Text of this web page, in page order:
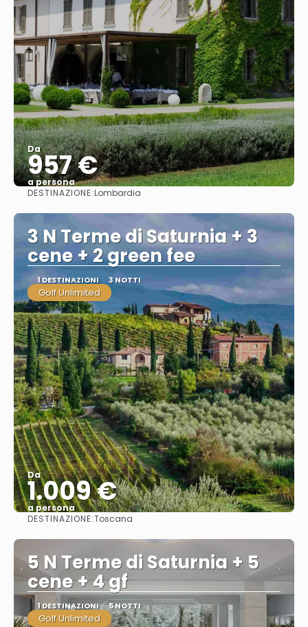
Da
957 €
a persona
Vedere
DESTINAZIONE:Lombardia
3 N Terme di Saturnia + 3
cene + 2 green fee
1 DESTINAZIONI 3 NOTTI
Golf Unlimited
Da
1.009 €
a persona
DESTINAZIONE:Toscana
5 N Terme di Saturnia + 5
cene + 4 gf
1 DESTINAZIONI 5 NOTTI
Golf Unlimited